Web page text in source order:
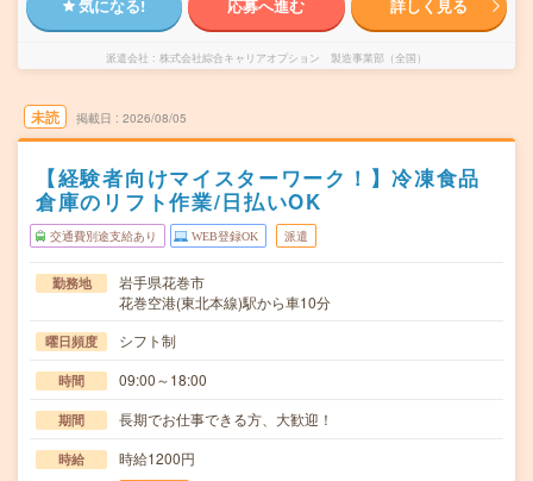
気になる! 応募へ進む 詳しく見る
派遣会社 株式会社綜合キャリアオプション 製造事業部（全国）
未読 掲載日 2026/08/05
【経験者向けマイスターワーク！】冷凍食品
倉庫のリフト作業/日払いOK
交通費別途支給あり WEB登録OK 派遣
勤務地
岩手県花巻市
花巻空港(東北本線)駅から車10分
曜日頻度 シフト制
時間 09:00～18:00
期間 長期でお仕事できる方、大歓迎！
時給 時給1200円